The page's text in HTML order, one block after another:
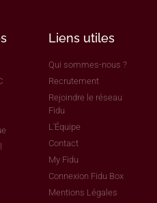
Liens utiles
Qui sommes-nous ?
Recrutement
Rejoindre le réseau
Fidu
L'Équipe
Contact
My Fidu
Connexion Fidu Box
Mentions Légales